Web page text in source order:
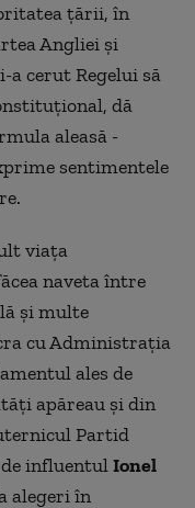
ţării, în
Angliei şi
cerut Regelui să
dă
aleasă -
sentimentele
viaţa
naveta între
şi multe
cu Administraţia
ales de
apăreau şi din
Partid
influentulIonel
alegeri în